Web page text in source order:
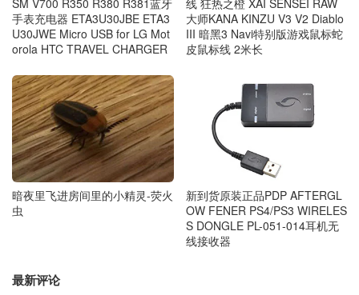
SM V700 R350 R380 R381蓝牙
手表充电器 ETA3U30JBE ETA3
U30JWE Micro USB for LG Mot
orola HTC TRAVEL CHARGER
线 狂热之橙 XAI SENSEI RAW
大师KANA KINZU V3 V2 Diablo
III 暗黑3 Navi特别版游戏鼠标蛇
皮鼠标线 2米长
暗夜里飞进房间里的小精灵-荧火
虫
新到货原装正品PDP AFTERGL
OW FENER PS4/PS3 WIRELES
S DONGLE PL-051-014耳机无
线接收器
最新评论